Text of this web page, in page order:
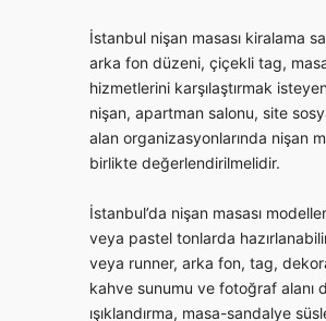
İstanbul nişan masası kiralama
arka fon düzeni, çiçekli tag,
hizmetlerini karşılaştırmak
nişan, apartman salonu, site
alan organizasyonlarında nişan
birlikte değerlendirilmelidir.
İstanbul’da nişan masası
veya pastel tonlarda
veya runner, arka fon, tag,
kahve sunumu ve fotoğraf alanı
ışıklandırma, masa-sandalye